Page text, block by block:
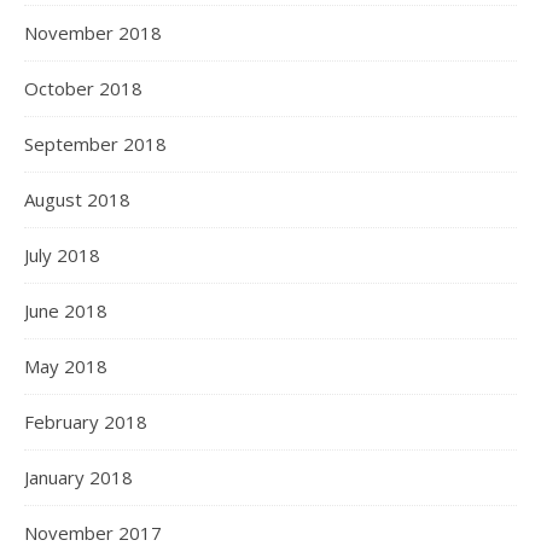
November 2018
October 2018
September 2018
August 2018
July 2018
June 2018
May 2018
February 2018
January 2018
November 2017